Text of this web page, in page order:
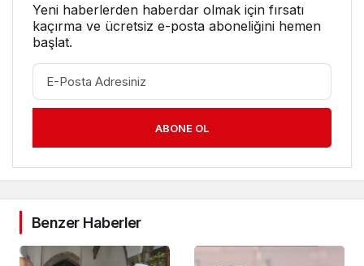
Yeni haberlerden haberdar olmak için fırsatı
kaçırma ve ücretsiz e-posta aboneliğini hemen
başlat.
ABONE OL
Benzer Haberler